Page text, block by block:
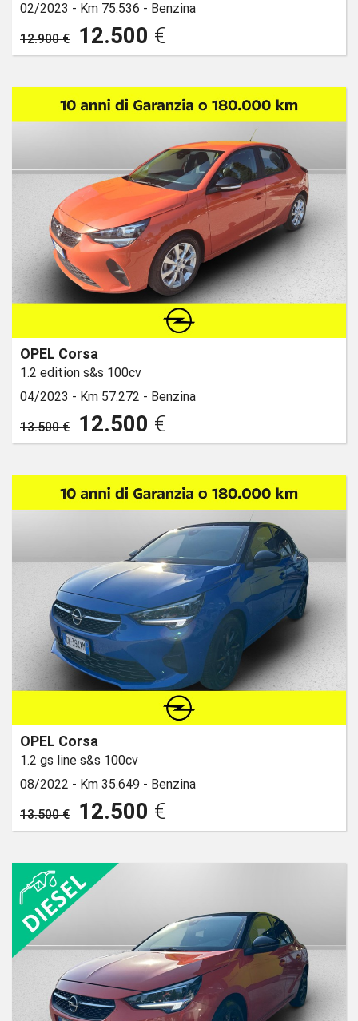
02/2023 - Km 75.536 - Benzina
12.900 €
12.500 €
OPEL Corsa
1.2 edition s&s 100cv
04/2023 - Km 57.272 - Benzina
13.500 €
12.500 €
OPEL Corsa
1.2 gs line s&s 100cv
08/2022 - Km 35.649 - Benzina
13.500 €
12.500 €